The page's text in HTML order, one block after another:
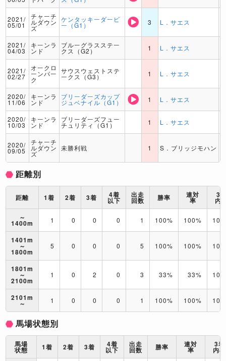
2021/
05/01
チャーチ
ルダウン
ズ
ケンタッキーダービ
ー（G1） 3 L．サエス
2021/
04/03
キーンラ
ンド
ブルーグラスステー
クス（G2） 1 L．サエス
2021/
02/27
オークロ
ーンパー
ク
サウスウェストステ
ークス（G3） 1 L．サエス
2020/
11/06
キーンラ
ンド
ブリーダーズカップ
ジュベナイル（G1） 1 L．サエス
2020/
10/03
キーンラ
ンド
ブリーダーズフュー
チュリティ（G1） 1 L．サエス
2020/
09/05
チャーチ
ルダウン
ズ
未勝利戦 1 S．ブリッジモハン
距離別
距離 1着 2着 3着 4着
以下
出走
回数 勝率 連対
率
3
内
～
1400m 1 0 0 0 1 100% 100%
1401m
～
1800m
5 0 0 0 5 100% 100%
1801m
～
2100m
1 0 2 0 3 33% 33%
2101m
～ 1 0 0 0 1 100% 100%
馬場状態別
馬場
状態 1着 2着 3着 4着
以下
出走
回数 勝率 連対
率
3着
内率